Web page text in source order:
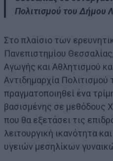
Πολιτισμού του Δήμου
Στο πλαίσιο των
Πανεπιστημίου
Αγωγής και Αθλητισμού
Αντιδημαρχία
πραγματοποιηθεί ένα
βασισμένης σε μεθόδους
που θα εξετάσει τις
λειτουργική ικανότητα
υγειών μεσηλίκων